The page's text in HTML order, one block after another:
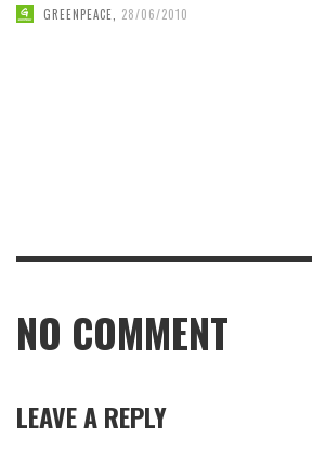
GREENPEACE 28/06/2010
NO COMMENT
LEAVE A REPLY